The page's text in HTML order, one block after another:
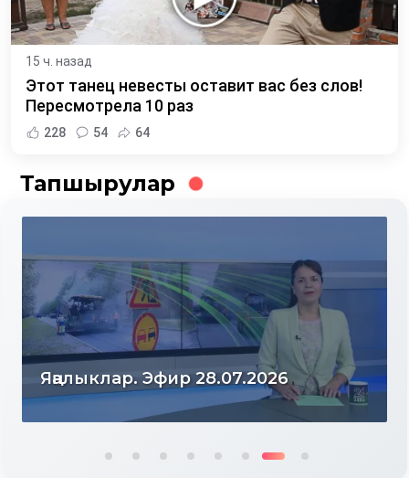
15 ч. назад
Этот танец невесты оставит вас без слов!
Пересмотрела 10 раз
228 54 64
Тапшырулар
Яңалыклар. Эфир 27.07.2026